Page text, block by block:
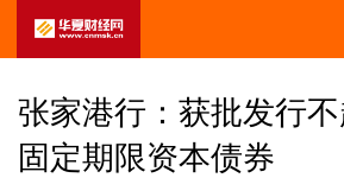
张家港行：获批发行
固定期限资本债券